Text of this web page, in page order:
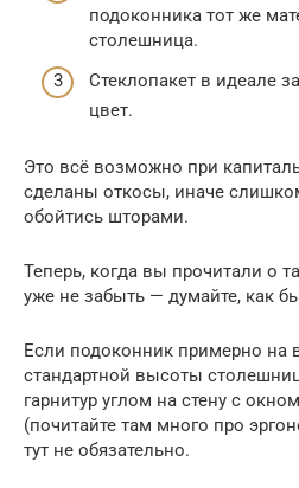
подоконника тот же
столешница.
Стеклопакет в идеале
цвет.
Это всё возможно при
сделаны откосы, иначе
обойтись шторами.
Теперь, когда вы прочитали о
уже не забыть — думайте, как
Если подоконник примерно на
стандартной высоты
гарнитур углом на стену с
(почитайте там много про
тут не обязательно.